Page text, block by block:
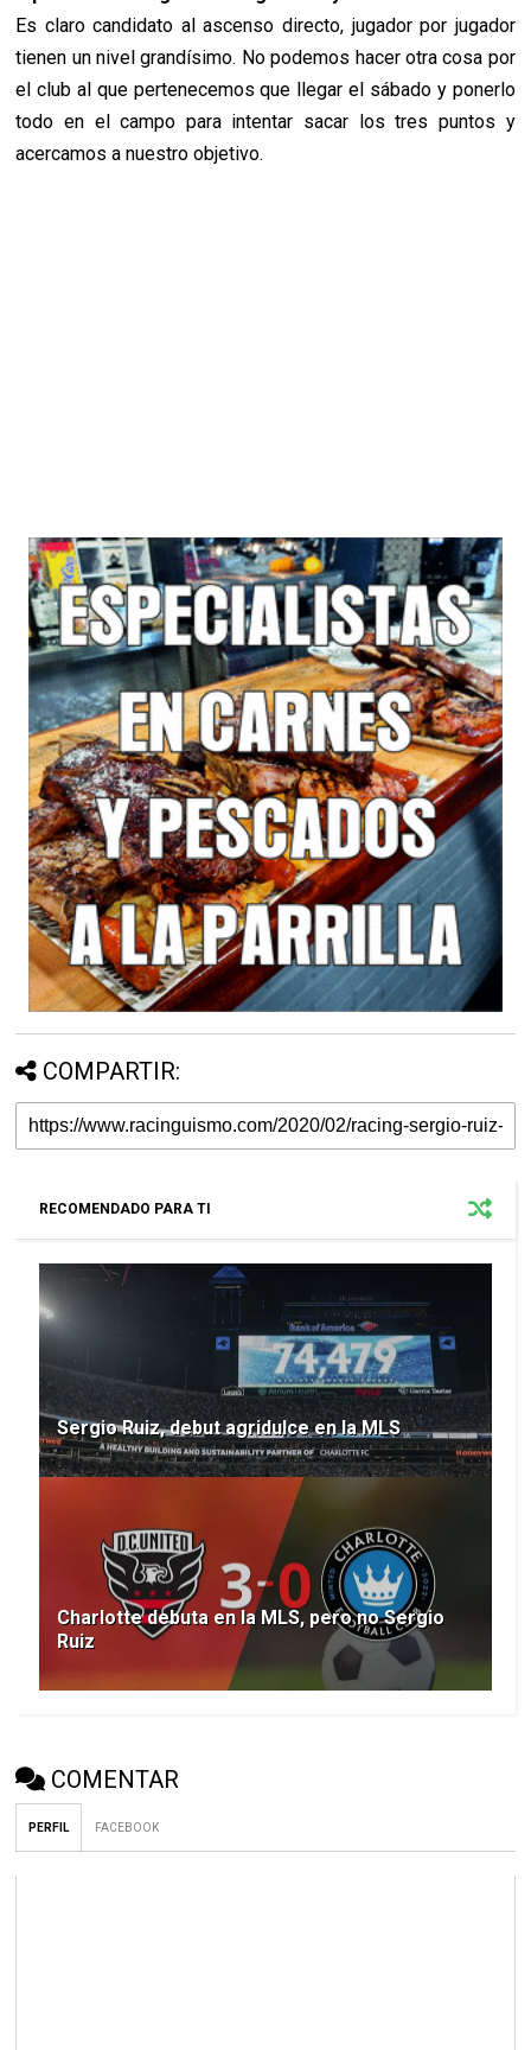
Es claro candidato al ascenso directo, jugador por jugador
tienen un nivel grandísimo. No podemos hacer otra cosa por
el club al que pertenecemos que llegar el sábado y ponerlo
todo en el campo para intentar sacar los tres puntos y
acercamos a nuestro objetivo.
COMPARTIR:
RECOMENDADO PARA TI
Sergio Ruiz, debut agridulce en la MLS
Charlotte debuta en la MLS, pero no Sergio
Ruiz
COMENTAR
PERFIL FACEBOOK